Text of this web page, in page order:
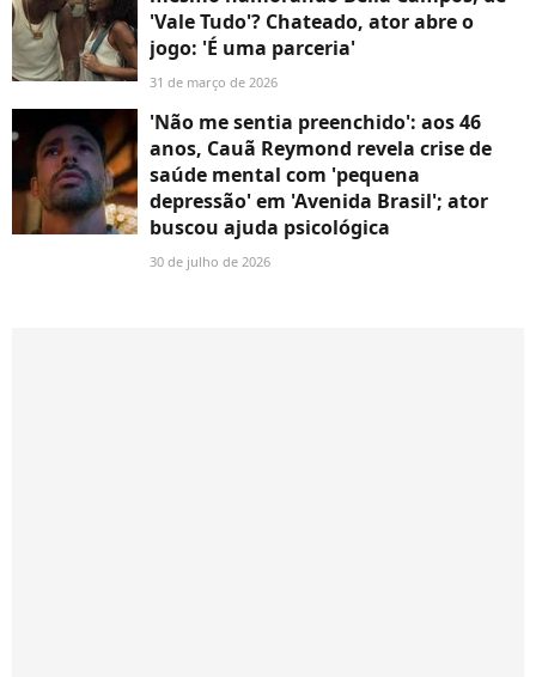
'Vale Tudo'? Chateado, ator abre o
jogo: 'É uma parceria'
31 de março de 2026
'Não me sentia preenchido': aos 46
anos, Cauã Reymond revela crise de
saúde mental com 'pequena
depressão' em 'Avenida Brasil'; ator
buscou ajuda psicológica
30 de julho de 2026